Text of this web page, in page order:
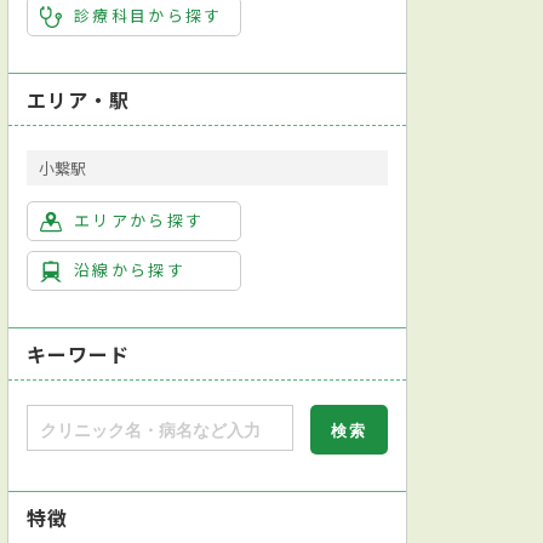
診療科目から探す
エリア・駅
小繋駅
エリアから探す
沿線から探す
キーワード
特徴